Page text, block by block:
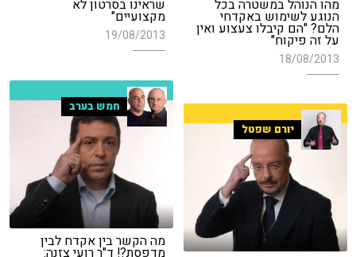
שראינו בסרטון לא
מקצועיים"
19/08/2013
מהו הנוהל במשטרה בכל
הנוגע לשימוש באקדחי
הלם? "הם קיבלו צעצוע ואין
על זה פיקוח"
18/08/2013
חמש בערב
מה הקשר בין אקדח לבין
מדפסת?! ד"ר רועי צזנה:
יורם שפטל